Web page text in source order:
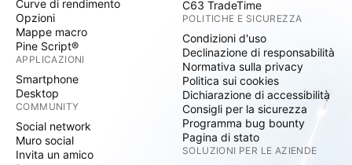
Curve di rendimento
Opzioni
Mappe macro
Pine Script®
APPLICAZIONI
Smartphone
Desktop
COMMUNITY
Social network
Muro social
Invita un amico
C63 TradeTime
POLITICHE E SICUREZZA
Condizioni d'uso
Declinazione di responsabilità
Normativa sulla privacy
Politica sui cookies
Dichiarazione di accessibilità
Consigli per la sicurezza
Programma bug bounty
Pagina di stato
SOLUZIONI PER LE AZIENDE